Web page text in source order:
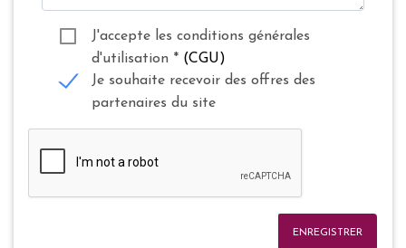
J'accepte les conditions générales
d'utilisation * (CGU)
Je souhaite recevoir des offres des
partenaires du site
ENREGISTRER